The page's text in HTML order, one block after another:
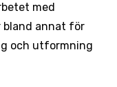
med
bland annat för
och utformning